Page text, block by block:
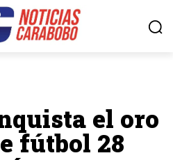
el oro
fútbol 28